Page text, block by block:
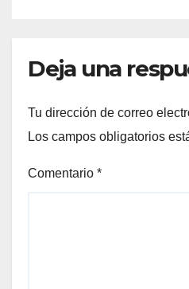
Deja una
Tu dirección de correo
Los campos obligatorios
Comentario *